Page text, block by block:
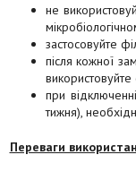
не
застосовуйте
після кожної
при
тижня),
Переваги